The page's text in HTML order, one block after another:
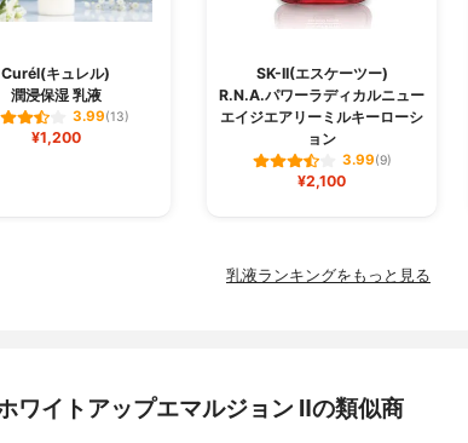
Curél(キュレル)
潤浸保湿 乳液
3.99(13)
¥1,200
SK-II(エスケーツー)
R.N.A.パワーラディカルニュー
エイジエアリーミルキーローシ
ョン
3.99(9)
¥2,100
乳液ランキングをもっと見る
ワイトアップエマルジョン Ⅱの類似商